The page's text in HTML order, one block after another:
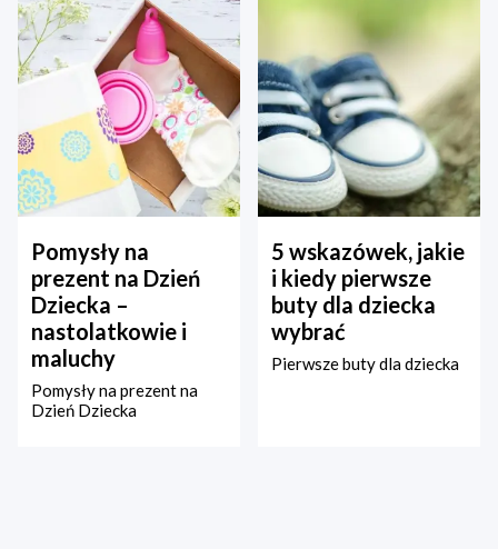
Pomysły na
prezent na Dzień
Dziecka –
nastolatkowie i
maluchy
Pomysły na prezent na
Dzień Dziecka
5 wskazówek, jakie
i kiedy pierwsze
buty dla dziecka
wybrać
Pierwsze buty dla dziecka